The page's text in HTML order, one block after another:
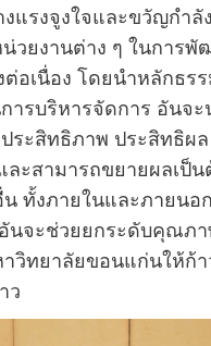
งแรงจูงใจและขวัญกำลั
วยงานต่าง ๆ ในการพั
อเนื่อง โดยนำหลักธร
ารบริหารจัดการ อันจะ
ระสิทธิภาพ ประสิทธิผล
ละสามารถขยายผลเป็
ทั้งภายในและภายนอก
นจะช่วยยกระดับคุณภา
วิทยาลัยขอนแก่นให้ก้
ว